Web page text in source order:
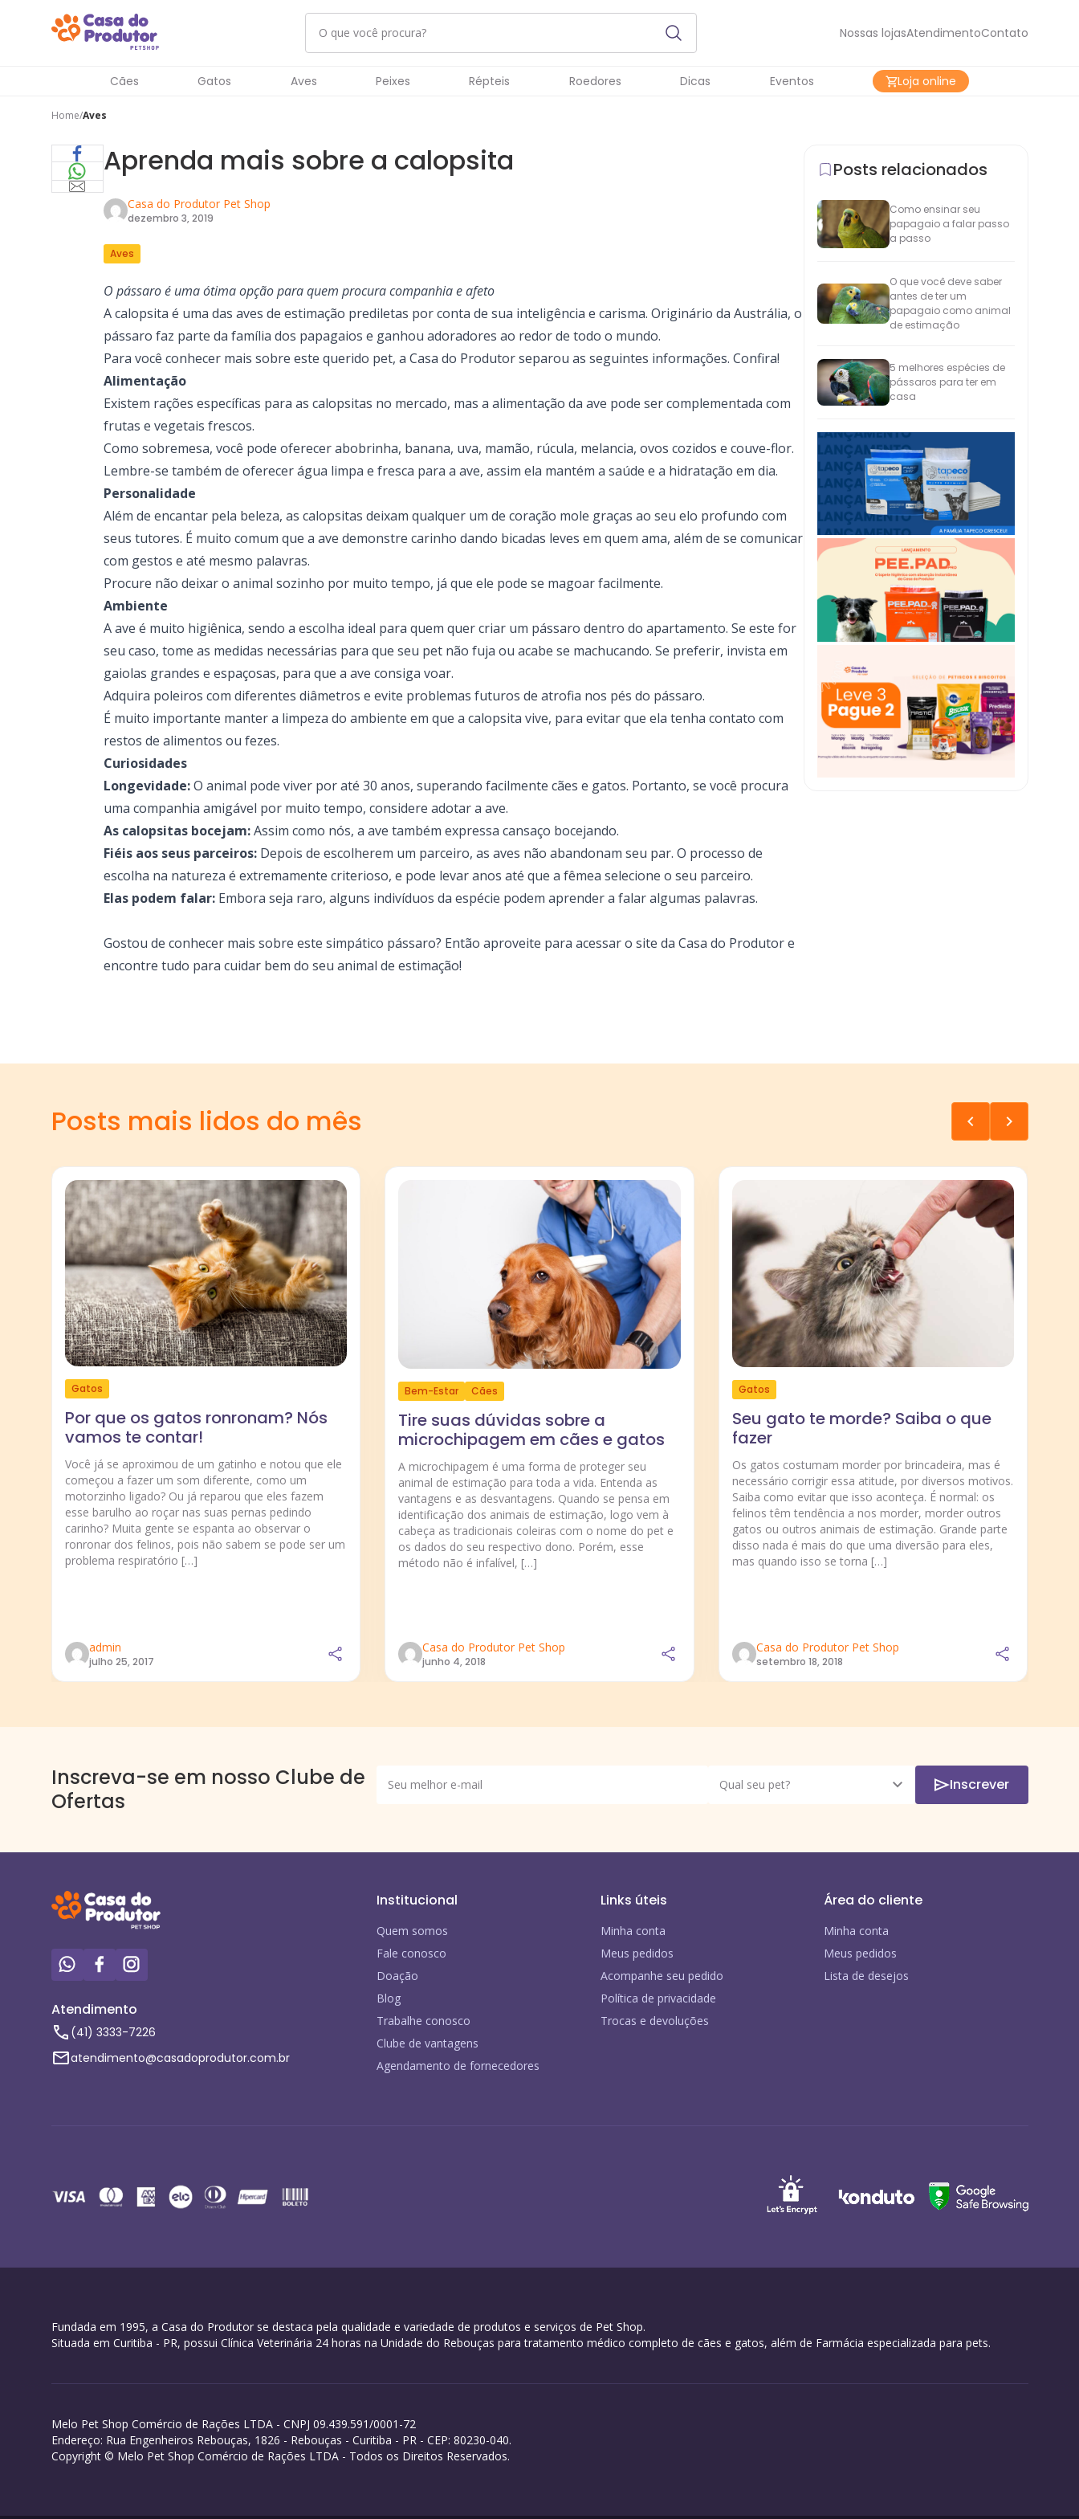
Nossas lojasAtendimentoContato
Cães Gatos Aves Peixes Répteis Roedores Dicas Eventos Loja online
Home Aves
Aprenda mais sobre a calopsita
Casa do Produtor Pet Shop
dezembro 3, 2019
Aves
O pássaro é uma ótima opção para quem procura companhia e afeto
A calopsita é uma das aves de estimação prediletas por conta de sua inteligência e carisma. Originário da Austrália, o
pássaro faz parte da família dos papagaios e ganhou adoradores ao redor de todo o mundo.
Para você conhecer mais sobre este querido pet, a Casa do Produtorseparou as seguintes informações. Confira!
Alimentação
Existem rações específicas para as calopsitas no mercado, mas a alimentação da ave pode ser complementada com
frutas e vegetais frescos.
Como sobremesa, você pode oferecer abobrinha, banana, uva, mamão, rúcula, melancia, ovos cozidos e couve-flor.
Lembre-se também de oferecer água limpa e fresca para a ave, assim ela mantém a saúde e a hidratação em dia.
Personalidade
Além de encantar pela beleza, as calopsitas deixam qualquer um de coração mole graças ao seu elo profundo com
seus tutores. É muito comum que a ave demonstre carinho dando bicadas leves em quem ama, além de se comunicar
com gestos e até mesmo palavras.
Procure não deixar o animal sozinho por muito tempo, já que ele pode se magoar facilmente.
Ambiente
A ave é muito higiênica, sendo a escolha ideal para quem quer criar um pássaro dentro do apartamento. Se este for
seu caso, tome as medidas necessárias para que seu pet não fuja ou acabe se machucando. Se preferir, invista em
gaiolas grandes e espaçosas, para que a ave consiga voar.
Adquira poleiros com diferentes diâmetros e evite problemas futuros de atrofia nos pés do pássaro.
É muito importante manter a limpeza do ambiente em que a calopsita vive, para evitar que ela tenha contato com
restos de alimentos ou fezes.
Curiosidades
Longevidade:O animal pode viver por até 30 anos, superando facilmente cães e gatos. Portanto, se você procura
uma companhia amigável por muito tempo, considere adotar a ave.
As calopsitas bocejam:Assim como nós, a ave também expressa cansaço bocejando.
Fiéis aos seus parceiros:Depois de escolherem um parceiro, as aves não abandonam seu par. O processo de
escolha na natureza é extremamente criterioso, e pode levar anos até que a fêmea selecione o seu parceiro.
Elas podem falar: Embora seja raro, alguns indivíduos da espécie podem aprender a falar algumas palavras.
Gostou de conhecer mais sobre este simpático pássaro? Então aproveite para acessar o site da Casa do Produtor e
encontre tudo para cuidar bem do seu animal de estimação!
Posts relacionados
Como ensinar seu
papagaio a falar passo
a passo
O que você deve saber
antes de ter um
papagaio como animal
de estimação
5 melhores espécies de
pássaros para ter em
casa
Posts mais lidos do mês
Gatos
Por que os gatos ronronam? Nós
vamos te contar!
Você já se aproximou de um gatinho e notou que ele
começou a fazer um som diferente, como um
motorzinho ligado? Ou já reparou que eles fazem
esse barulho ao roçar nas suas pernas pedindo
carinho? Muita gente se espanta ao observar o
ronronar dos felinos, pois não sabem se pode ser um
problema respiratório […]
admin
julho 25, 2017
Bem-Estar Cães
Tire suas dúvidas sobre a
microchipagem em cães e gatos
A microchipagem é uma forma de proteger seu
animal de estimação para toda a vida. Entenda as
vantagens e as desvantagens. Quando se pensa em
identificação dos animais de estimação, logo vem à
cabeça as tradicionais coleiras com o nome do pet e
os dados do seu respectivo dono. Porém, esse
método não é infalível, […]
Casa do Produtor Pet Shop
junho 4, 2018
Gatos
Seu gato te morde? Saiba o que
fazer
Os gatos costumam morder por brincadeira, mas é
necessário corrigir essa atitude, por diversos motivos.
Saiba como evitar que isso aconteça. É normal: os
felinos têm tendência a nos morder, morder outros
gatos ou outros animais de estimação. Grande parte
disso nada é mais do que uma diversão para eles,
mas quando isso se torna […]
Casa do Produtor Pet Shop
setembro 18, 2018
Inscreva-se em nosso Clube de
Ofertas
Inscrever
Atendimento
(41) 3333-7226
atendimento@casadoprodutor.com.br
Institucional
Quem somos
Fale conosco
Doação
Blog
Trabalhe conosco
Clube de vantagens
Agendamento de fornecedores
Links úteis
Minha conta
Meus pedidos
Acompanhe seu pedido
Política de privacidade
Trocas e devoluções
Área do cliente
Minha conta
Meus pedidos
Lista de desejos
Fundada em 1995, a Casa do Produtor se destaca pela qualidade e variedade de produtos e serviços de Pet Shop.
Situada em Curitiba - PR, possui Clínica Veterinária 24 horas na Unidade do Rebouças para tratamento médico completo de cães e gatos, além de Farmácia especializada para pets.
Melo Pet Shop Comércio de Rações LTDA - CNPJ 09.439.591/0001-72
Endereço: Rua Engenheiros Rebouças, 1826 - Rebouças - Curitiba - PR - CEP: 80230-040.
Copyright © Melo Pet Shop Comércio de Rações LTDA - Todos os Direitos Reservados.